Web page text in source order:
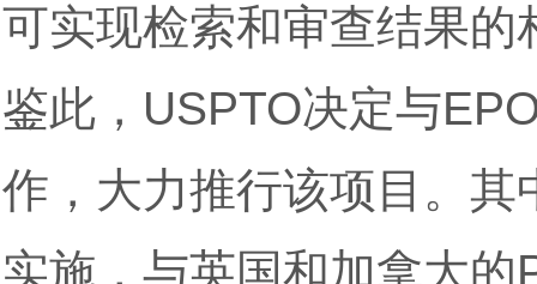
可实现检索和审查结果
鉴此，USPTO决定与
作，大力推行该项目。
实施，与英国和加拿大